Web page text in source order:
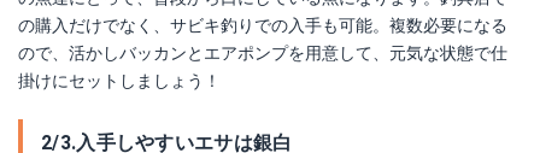
の購入だけでなく、サビキ釣りでの入手も可能。複数必要になる
ので、活かしバッカンとエアポンプを用意して、元気な状態で仕
掛けにセットしましょう！
2/3.入手しやすいエサは銀白